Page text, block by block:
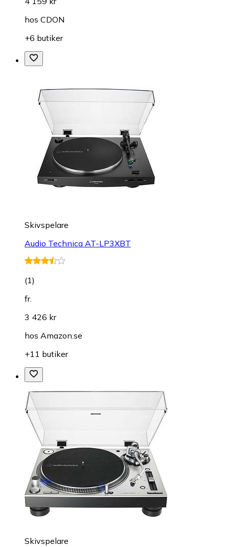
hos CDON
+6 butiker
Skivspelare
Audio Technica AT-LP3XBT
(1)
fr.
3 426 kr
hos Amazon.se
+11 butiker
Skivspelare